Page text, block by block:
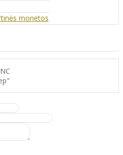
monetos